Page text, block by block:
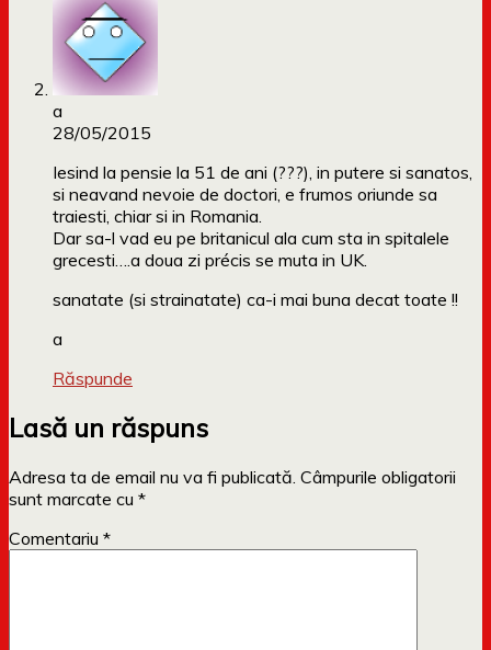
a
28/05/2015
Iesind la pensie la 51 de ani (???), in putere si sanatos,
si neavand nevoie de doctori, e frumos oriunde sa
traiesti, chiar si in Romania.
Dar sa-l vad eu pe britanicul ala cum sta in spitalele
grecesti….a doua zi précis se muta in UK.
sanatate (si strainatate) ca-i mai buna decat toate !!
a
Răspunde
Lasă un răspuns
Adresa ta de email nu va fi publicată. Câmpurile obligatorii
sunt marcate cu *
Comentariu *